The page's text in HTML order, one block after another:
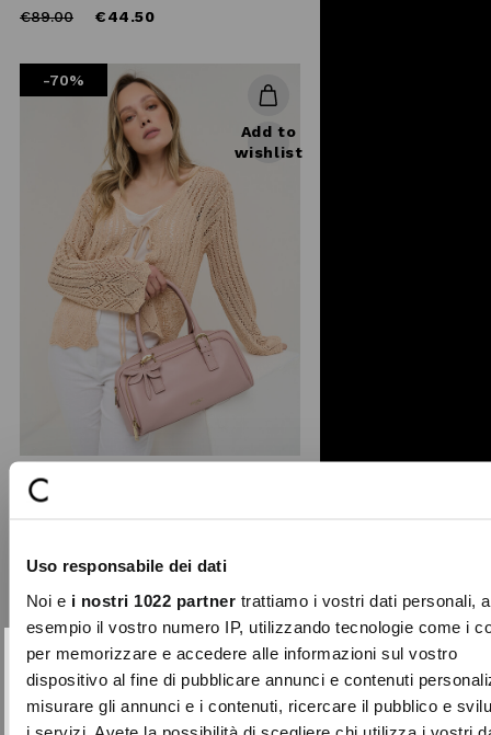
Uso responsabile dei dati
Noi e i nostri 1022 partnertrattiamo i vostri dati personali,
esempio il vostro numero IP, utilizzando tecnologie come i
per memorizzare e accedere alle informazioni sul vostro
dispositivo al fine di pubblicare annunci e contenuti
misurare gli annunci e i contenuti, ricercare il pubblico e
i servizi. Avete la possibilità di scegliere chi utilizza i vostri
Price
€89.00to €44.50
-70%
Add to
wishlist
satchel charms at first sight with its
romantic dragonfly faux ...
reduced
from
€79.00 to €23.70
-50%
Close
SUBSCRIBE TO OUR
NEWSLETTER